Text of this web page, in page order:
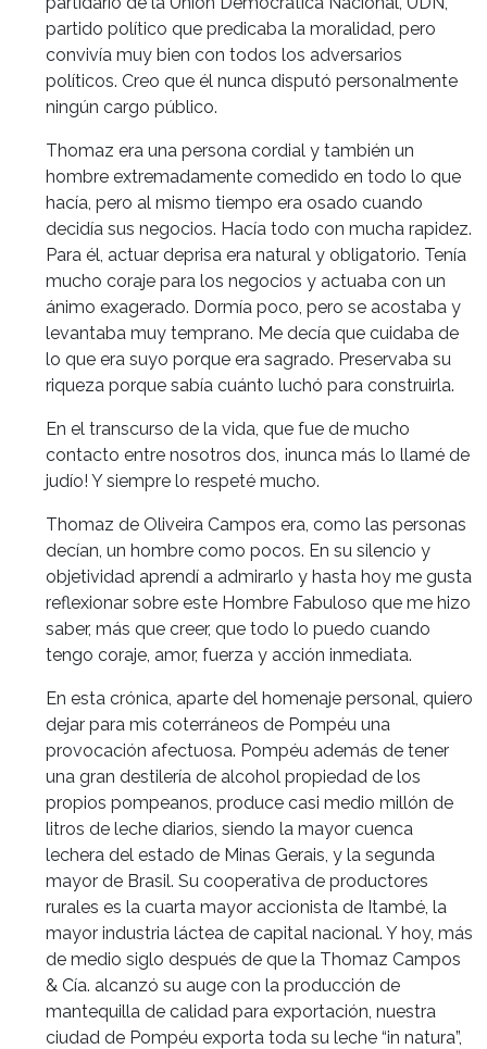
partido político que predicaba la moralidad, pero
convivía muy bien con todos los adversarios
políticos. Creo que él nunca disputó personalmente
ningún cargo público.
Thomaz era una persona cordial y también un
hombre extremadamente comedido en todo lo que
hacía, pero al mismo tiempo era osado cuando
decidía sus negocios. Hacía todo con mucha rapidez.
Para él, actuar deprisa era natural y obligatorio. Tenía
mucho coraje para los negocios y actuaba con un
ánimo exagerado. Dormía poco, pero se acostaba y
levantaba muy temprano. Me decía que cuidaba de
lo que era suyo porque era sagrado. Preservaba su
riqueza porque sabía cuánto luchó para construirla.
En el transcurso de la vida, que fue de mucho
contacto entre nosotros dos, ¡nunca más lo llamé de
judío! Y siempre lo respeté mucho.
Thomaz de Oliveira Campos era, como las personas
decían, un hombre como pocos. En su silencio y
objetividad aprendí a admirarlo y hasta hoy me gusta
reflexionar sobre este Hombre Fabuloso que me hizo
saber, más que creer, que todo lo puedo cuando
tengo coraje, amor, fuerza y acción inmediata.
En esta crónica, aparte del homenaje personal, quiero
dejar para mis coterráneos de Pompéu una
provocación afectuosa. Pompéu además de tener
una gran destilería de alcohol propiedad de los
propios pompeanos, produce casi medio millón de
litros de leche diarios, siendo la mayor cuenca
lechera del estado de Minas Gerais, y la segunda
mayor de Brasil. Su cooperativa de productores
rurales es la cuarta mayor accionista de Itambé, la
mayor industria láctea de capital nacional. Y hoy, más
de medio siglo después de que la Thomaz Campos
& Cía. alcanzó su auge con la producción de
mantequilla de calidad para exportación, nuestra
ciudad de Pompéu exporta toda su leche “in natura”,